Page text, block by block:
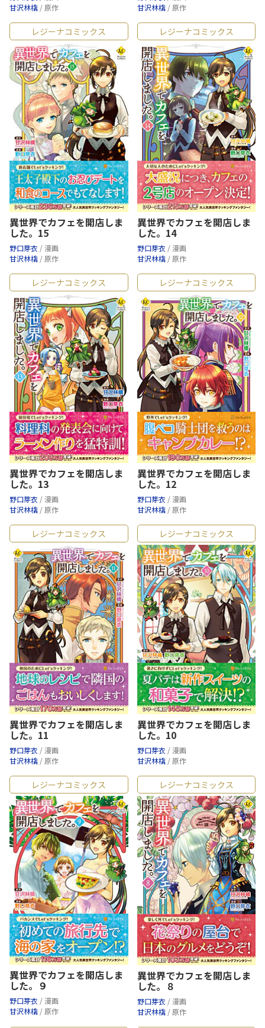
甘沢林檎 / 原作
甘沢林檎 / 原作
レジーナコミックス
異世界でカフェを開店しま
した。15
野口芽衣 / 漫画
甘沢林檎 / 原作
レジーナコミックス
異世界でカフェを開店しま
した。14
野口芽衣 / 漫画
甘沢林檎 / 原作
レジーナコミックス
異世界でカフェを開店しま
した。13
野口芽衣 / 漫画
甘沢林檎 / 原作
レジーナコミックス
異世界でカフェを開店しま
した。12
野口芽衣 / 漫画
甘沢林檎 / 原作
レジーナコミックス
異世界でカフェを開店しま
した。11
野口芽衣 / 漫画
甘沢林檎 / 原作
レジーナコミックス
異世界でカフェを開店しま
した。10
野口芽衣 / 漫画
甘沢林檎 / 原作
レジーナコミックス
異世界でカフェを開店しま
した。９
野口芽衣 / 漫画
甘沢林檎 / 原作
レジーナコミックス
異世界でカフェを開店しま
した。８
野口芽衣 / 漫画
甘沢林檎 / 原作